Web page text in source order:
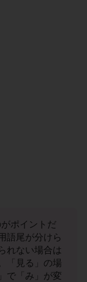
がポイントだ
語尾が分けら
れない場合は
「見る」の場
で「み」が変